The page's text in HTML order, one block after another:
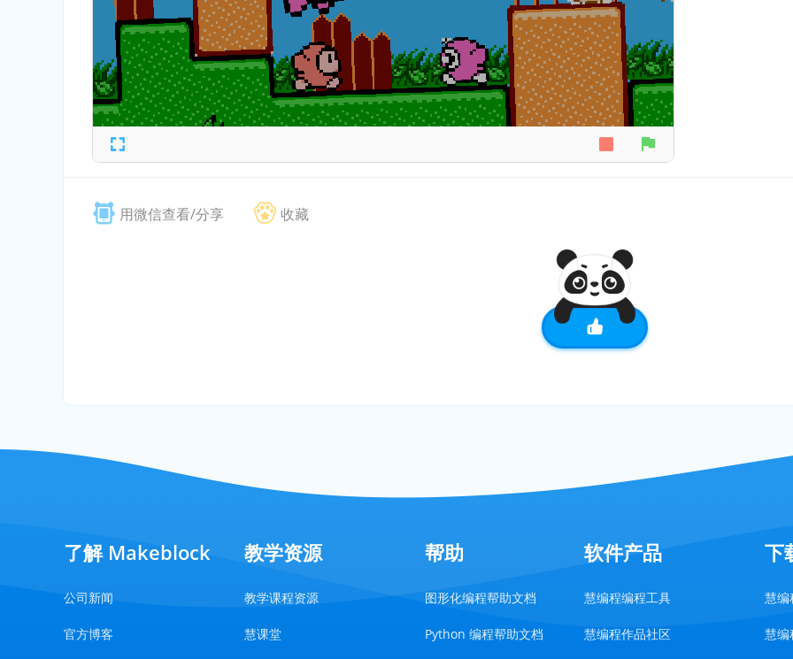
用微信查看/分享 收藏
了解 Makeblock
公司新闻
官方博客
教学资源
教学课程资源
慧课堂
帮助
图形化编程帮助文档
Python 编程帮助文档
软件产品
慧编程编程工具
慧编程作品社区
下
慧
慧